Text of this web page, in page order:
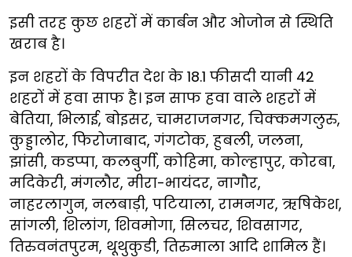
इसी तरह कुछ शहरों में कार्बन और ओजोन से स्थिति
खराब है।
इन शहरों के विपरीत देश के 18.1 फीसदी यानी 42
शहरों में हवा साफ है। इन साफ हवा वाले शहरों में
बेतिया, भिलाई, बोइसर, चामराजनगर, चिक्कमगलुरु,
कुड्डालोर, फिरोजाबाद, गंगटोक, हुबली, जलना,
झांसी, कडप्पा, कलबुर्गी, कोहिमा, कोल्हापुर, कोरबा,
मदिकेरी, मंगलौर, मीरा-भायंदर, नागौर,
नाहरलागुन, नलबाड़ी, पटियाला, रामनगर, ऋषिकेश,
सांगली, शिलांग, शिवमोगा, सिलचर, शिवसागर,
तिरुवनंतपुरम, थूथुकुडी, तिरुमाला आदि शामिल हैं।